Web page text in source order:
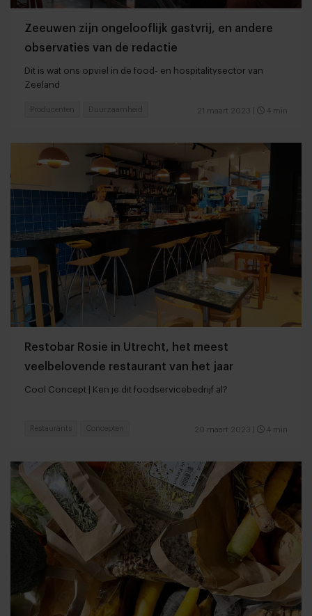
Zeeuwen zijn ongelooflijk gastvrij, en andere
observaties van de redactie
Dit is wat ons opviel in de food- en hospitalitysector van
Zeeland
21 maart 2023 4 min
Producenten Duurzaamheid
Restobar Rosie in Utrecht, het meest
veelbelovende restaurant van het jaar
Cool Concept | Ken je dit foodservicebedrijf al?
20 maart 2023 4 min
Restaurants Concepten